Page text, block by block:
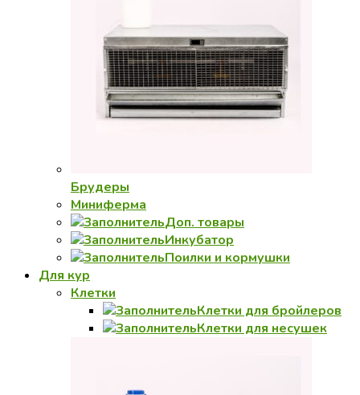
Брудеры
Миниферма
Доп. товары
Инкубатор
Поилки и кормушки
Для кур
Клетки
Клетки для бройлеров
Клетки для несушек